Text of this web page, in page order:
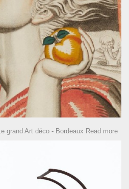
grand Art déco - Bordeaux Read more